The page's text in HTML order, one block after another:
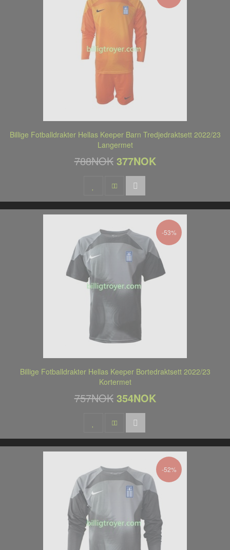
Billige Fotballdrakter Hellas Keeper Barn Tredjedraktsett 2022/23
Langermet
788NOK 377NOK
-53%
Billige Fotballdrakter Hellas Keeper Bortedraktsett 2022/23
Kortermet
757NOK 354NOK
-52%